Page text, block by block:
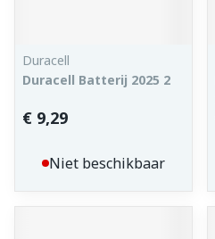
Duracell
Duracell Batterij 2025 2
€ 9,29
Niet beschikbaar